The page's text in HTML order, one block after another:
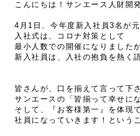
こんにちは！サンエース人財開
4月1日、今年度新入社員3名が
入社式は、コロナ対策として
最小人数での開催になりましたが
新入社員は、入社の抱負を熱く
皆さんが、口を揃えて言って下
サンエースの「皆揃って幸せに
そして、『お客様第一』を体現
社員になっていきます！という